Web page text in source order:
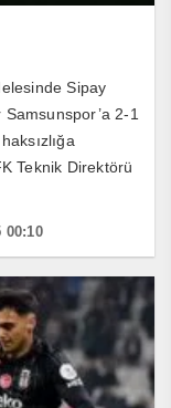
Sipay
Samsunspor’a 2-1
Teknik Direktörü
00:10